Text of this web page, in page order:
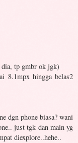
tp gmbr ok jgk)
8.1mpx hingga belas2
dgn phone biasa? wani
just tgk dan main yg
diexplore..hehe..